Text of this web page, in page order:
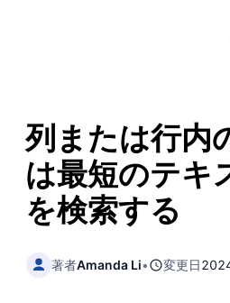
列または行内
は最短のテキ
を検索する
著者Amanda Li• 変更日